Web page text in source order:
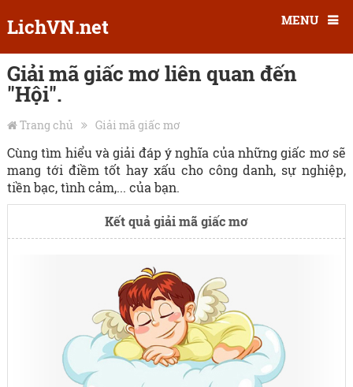
LichVN.net MENU
Giải mã giấc mơ liên quan đến
"Hội".
Trang chủ Giải mã giấc mơ
Cùng tìm hiểu và giải đáp ý nghĩa của những giấc mơ sẽ
mang tới điềm tốt hay xấu cho công danh, sự nghiệp,
tiền bạc, tình cảm,... của bạn.
Kết quả giải mã giấc mơ